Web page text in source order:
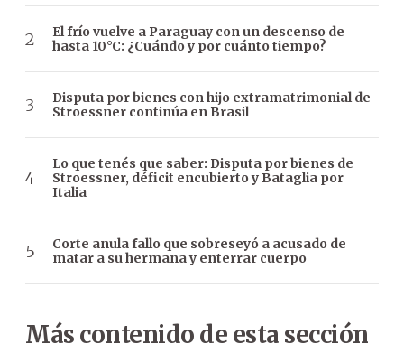
El frío vuelve a Paraguay con un descenso de
hasta 10°C: ¿Cuándo y por cuánto tiempo?
Disputa por bienes con hijo extramatrimonial de
Stroessner continúa en Brasil
Lo que tenés que saber: Disputa por bienes de
Stroessner, déficit encubierto y Bataglia por
Italia
Corte anula fallo que sobreseyó a acusado de
matar a su hermana y enterrar cuerpo
Más contenido de esta sección